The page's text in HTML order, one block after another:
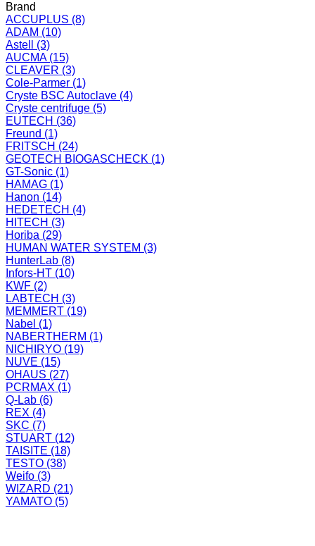
Brand
ACCUPLUS (8)
ADAM (10)
Astell (3)
AUCMA (15)
CLEAVER (3)
Cole-Parmer (1)
Cryste BSC Autoclave (4)
Cryste centrifuge (5)
EUTECH (36)
Freund (1)
FRITSCH (24)
GEOTECH BIOGASCHECK (1)
GT-Sonic (1)
HAMAG (1)
Hanon (14)
HEDETECH (4)
HITECH (3)
Horiba (29)
HUMAN WATER SYSTEM (3)
HunterLab (8)
Infors-HT (10)
KWF (2)
LABTECH (3)
MEMMERT (19)
Nabel (1)
NABERTHERM (1)
NICHIRYO (19)
NUVE (15)
OHAUS (27)
PCRMAX (1)
Q-Lab (6)
REX (4)
SKC (7)
STUART (12)
TAISITE (18)
TESTO (38)
Weifo (3)
WIZARD (21)
YAMATO (5)